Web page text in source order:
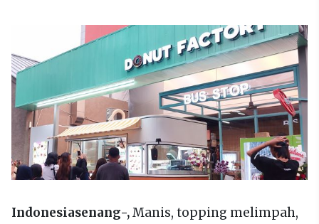
Indonesiasenang-,Manis, topping melimpah,